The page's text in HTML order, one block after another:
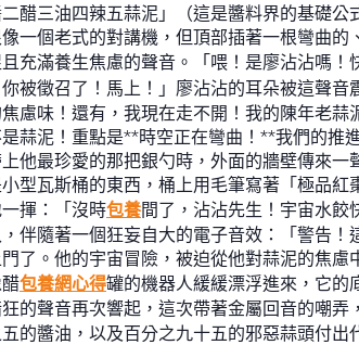
醋三油四辣五蒜泥」（這是醬料界的基礎
一個老式的對講機，但頂部插著一根彎曲
充滿養生焦慮的聲音。「喂！是廖沾沾嗎
被徵召了！馬上！」廖沾沾的耳朵被這聲音
慮味！還有，我現在走不開！我的陳年老
蒜泥！重點是**時空正在彎曲！**我們的
他最珍愛的那把銀勺時，外面的牆壁傳來
型瓦斯桶的東西，桶上用毛筆寫著「極品
揮：「沒時包養間了，沾沾先生！宇宙水
伴隨著一個狂妄自大的電子音效：「警告
了。他的宇宙冒險，被迫從他對蒜泥的焦
包養網心得罐的機器人緩緩漂浮進來，它的
的聲音再次響起，這次帶著金屬回音的嘲
的醬油，以及百分之九十五的邪惡蒜頭付